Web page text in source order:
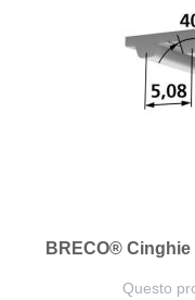
BRECO®
Questo